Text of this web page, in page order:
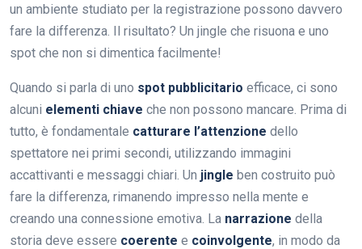
un ambiente studiato per la registrazione possono davvero
fare la differenza. Il risultato? Un jingle che risuona e uno
spot che non si dimentica facilmente!
Quando si parla di uno spot pubblicitario efficace, ci sono
alcuni elementi chiave che non possono mancare. Prima di
tutto, è fondamentale catturare l’attenzione dello
spettatore nei primi secondi, utilizzando immagini
accattivanti e messaggi chiari. Un jingle ben costruito può
fare la differenza, rimanendo impresso nella mente e
creando una connessione emotiva. La narrazione della
storia deve essere coerente e coinvolgente, in modo da